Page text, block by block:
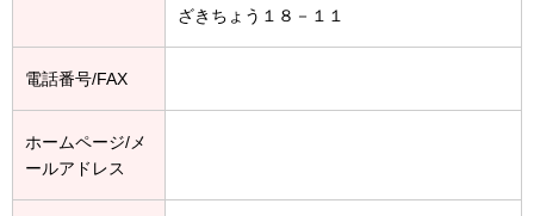
ざきちょう１８－１１
電話番号/FAX
ホームページ/メ
ールアドレス